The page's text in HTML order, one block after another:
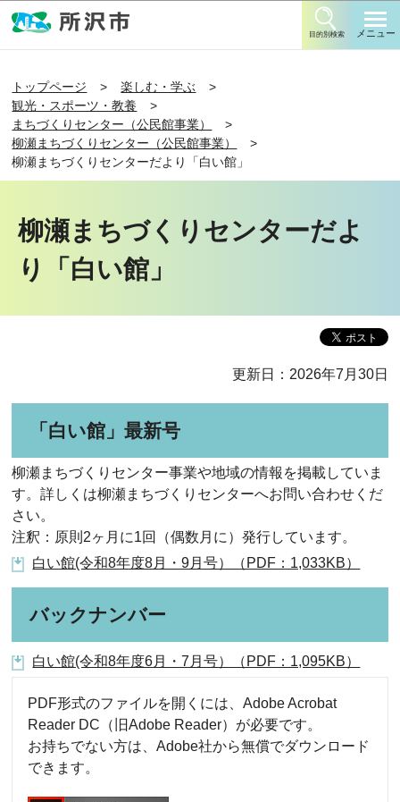
目的別検索 メニュー
トップページ
楽しむ・学ぶ
観光・スポーツ・教養
まちづくりセンター（公民館事業）
柳瀬まちづくりセンター（公民館事業）
柳瀬まちづくりセンターだより「白い館」
柳瀬まちづくりセンターだよ
り「白い館」
更新日：2026年7月30日
「白い館」最新号
柳瀬まちづくりセンター事業や地域の情報を掲載していま
す。詳しくは柳瀬まちづくりセンターへお問い合わせくだ
さい。
注釈：原則2ヶ月に1回（偶数月に）発行しています。
白い館(令和8年度8月・9月号）（PDF：1,033KB）
バックナンバー
白い館(令和8年度6月・7月号）（PDF：1,095KB）
PDF形式のファイルを開くには、Adobe Acrobat
Reader DC（旧Adobe Reader）が必要です。
お持ちでない方は、Adobe社から無償でダウンロード
できます。